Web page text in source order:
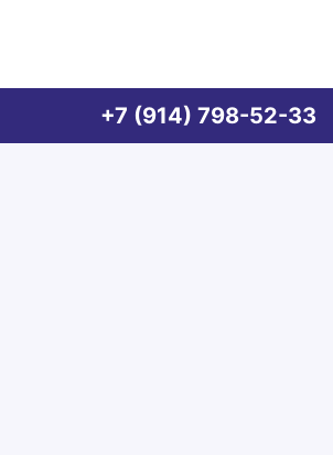
+7 (914) 798-52-33